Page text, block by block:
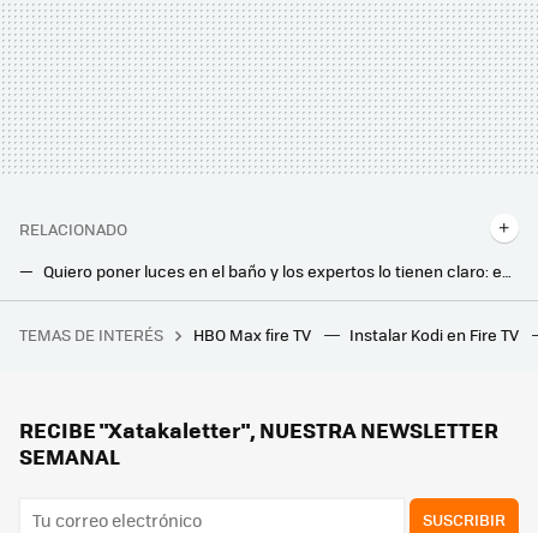
RELACIONADO
Quiero poner luces en el baño y los expertos lo tienen claro: estas son las mejores opciones
La solución de IKEA para iluminar tu casa sin cables por menos de 4 euros: así es KÖLVATTEN
Tormenta perfecta en Spotify: tras perseguir a los usuarios del APK Premium, ahora oye anuncios por error hasta quien sí paga
TEMAS DE INTERÉS HBO Max fire TV Instalar Kodi en Fire TV
RECIBE "Xatakaletter", NUESTRA NEWSLETTER
SEMANAL
SUSCRIBIR